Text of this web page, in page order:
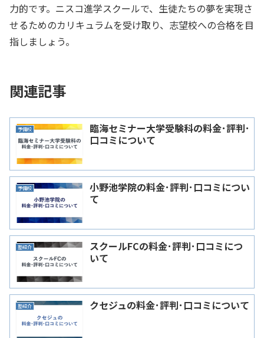
力的です。ニスコ進学スクールで、生徒たちの夢を実現さ
せるためのカリキュラムを受け取り、志望校への合格を目
指しましょう。
関連記事
予備校
臨海セミナー大学受験科の料金･評判･
口コミについて
予備校
小野池学院の料金･評判･口コミについ
て
塾紹介
スクールFCの料金･評判･口コミにつ
いて
塾紹介 クセジュの料金･評判･口コミについて